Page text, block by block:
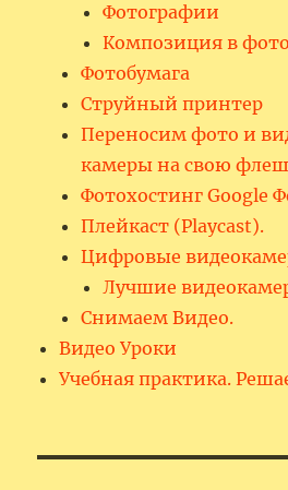
Фотографии
Композиция в
Фотобумага
Струйный принтер
Переносим фото и
камеры на свою
Фотохостинг Google
Плейкаст (Playcast).
Цифровые
Лучшие
Снимаем Видео.
Видео Уроки
Учебная практика.